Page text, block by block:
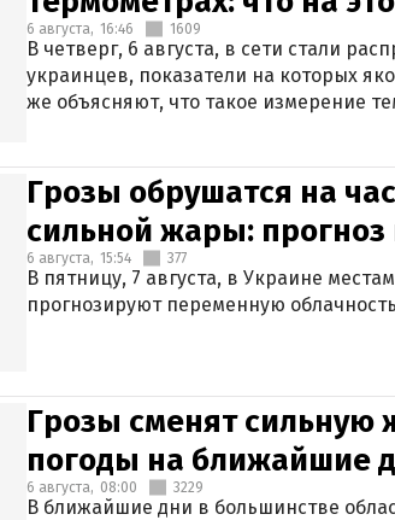
6 августа, 16:46 1609
В четверг, 6 августа, в сети стали
украинцев, показатели на которых
же объясняют, что такое измерение
Грозы обрушатся на
сильной жары: прогноз
6 августа, 15:54 377
В пятницу, 7 августа, в Украине
прогнозируют переменную
Грозы сменят сильную
погоды на ближайшие
6 августа, 08:00 3229
В ближайшие дни в большинстве